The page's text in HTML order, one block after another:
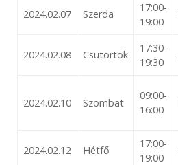
2024.02.07 Szerda
17:00-
19:00
2024.02.08 Csütörtök
17:30-
19:30
2024.02.10 Szombat
09:00-
16:00
2024.02.12 Hétfő
17:00-
19:00